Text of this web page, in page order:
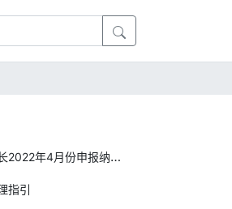
上海市税务局关于延长2022年4月份申报纳税期限有关事项的通告
指引